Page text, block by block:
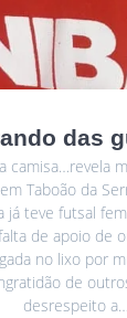
das
camisa…revela
Taboão da
já teve futsal
de apoio de
no lixo por
de
desrespeito a…